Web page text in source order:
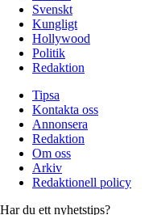
Svenskt
Kungligt
Hollywood
Politik
Redaktion
Tipsa
Kontakta oss
Annonsera
Redaktion
Om oss
Arkiv
Redaktionell policy
Har du ett nyhetstips?